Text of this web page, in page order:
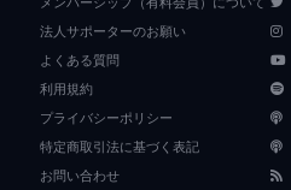
法人サポーターのお願い
よくある質問
利用規約
プライバシーポリシー
特定商取引法に基づく表記
お問い合わせ